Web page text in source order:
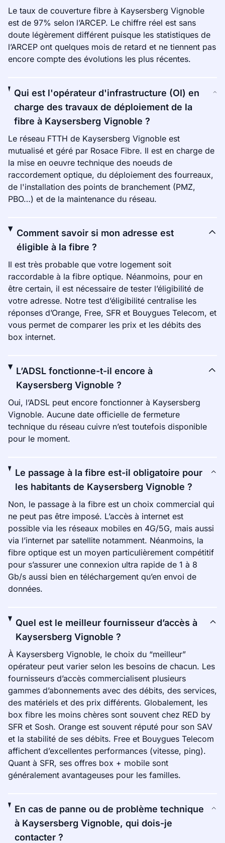
Le taux de couverture fibre à Kaysersberg Vignoble
est de 97% selon l’ARCEP. Le chiffre réel est sans
doute légèrement différent puisque les statistiques de
l’ARCEP ont quelques mois de retard et ne tiennent pas
encore compte des évolutions les plus récentes.
Qui est l'opérateur d'infrastructure (OI) en
charge des travaux de déploiement de la
fibre à Kaysersberg Vignoble ?
Le réseau FTTH de Kaysersberg Vignoble est
mutualisé et géré par Rosace Fibre. Il est en charge de
la mise en oeuvre technique des noeuds de
raccordement optique, du déploiement des fourreaux,
de l'installation des points de branchement (PMZ,
PBO…) et de la maintenance du réseau.
Comment savoir si mon adresse est
éligible à la fibre ?
Il est très probable que votre logement soit
raccordable à la fibre optique. Néanmoins, pour en
être certain, il est nécessaire de tester l’éligibilité de
votre adresse. Notre test d’éligibilité centralise les
réponses d’Orange, Free, SFR et Bouygues Telecom, et
vous permet de comparer les prix et les débits des
box internet.
L’ADSL fonctionne-t-il encore à
Kaysersberg Vignoble ?
Oui, l’ADSL peut encore fonctionner à Kaysersberg
Vignoble. Aucune date officielle de fermeture
technique du réseau cuivre n’est toutefois disponible
pour le moment.
Le passage à la fibre est-il obligatoire pour
les habitants de Kaysersberg Vignoble ?
Non, le passage à la fibre est un choix commercial qui
ne peut pas être imposé. L’accès à internet est
possible via les réseaux mobiles en 4G/5G, mais aussi
via l’internet par satellite notamment. Néanmoins, la
fibre optique est un moyen particulièrement compétitif
pour s’assurer une connexion ultra rapide de 1 à 8
Gb/s aussi bien en téléchargement qu’en envoi de
données.
Quel est le meilleur fournisseur d’accès à
Kaysersberg Vignoble ?
À Kaysersberg Vignoble, le choix du “meilleur”
opérateur peut varier selon les besoins de chacun. Les
fournisseurs d’accès commercialisent plusieurs
gammes d’abonnements avec des débits, des services,
des matériels et des prix différents. Globalement, les
box fibre les moins chères sont souvent chez RED by
SFR et Sosh. Orange est souvent réputé pour son SAV
et la stabilité de ses débits. Free et Bouygues Telecom
affichent d’excellentes performances (vitesse, ping).
Quant à SFR, ses offres box + mobile sont
généralement avantageuses pour les familles.
En cas de panne ou de problème technique
à Kaysersberg Vignoble, qui dois-je
contacter ?